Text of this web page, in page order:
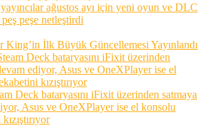
ağustos ayı için yeni oyun ve DLC
peşe netleştirdi
King’in İlk Büyük Güncellemesi Yayınlandı
Deck bataryasını iFixit üzerinden satmaya
Asus ve OneXPlayer ise el konsolu